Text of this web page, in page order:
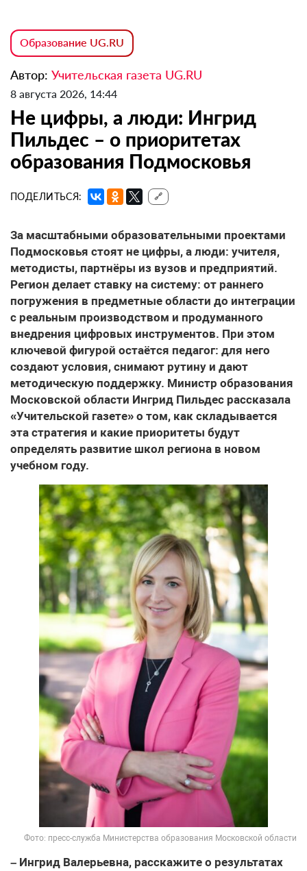
Образование UG.RU
Автор: Учительская газета UG.RU
8 августа 2026, 14:44
Не цифры, а люди: Ингрид
Пильдес – о приоритетах
образования Подмосковья
ПОДЕЛИТЬСЯ: 🔗
За масштабными образовательными проектами
Подмосковья стоят не цифры, а люди: учителя,
методисты, партнёры из вузов и предприятий.
Регион делает ставку на систему: от раннего
погружения в предметные области до интеграции
с реальным производством и продуманного
внедрения цифровых инструментов. При этом
ключевой фигурой остаётся педагог: для него
создают условия, снимают рутину и дают
методическую поддержку. Министр образования
Московской области Ингрид Пильдес рассказала
«Учительской газете» о том, как складывается
эта стратегия и какие приоритеты будут
определять развитие школ региона в новом
учебном году.
Фото: пресс-служба Министерства образования Московской области
– Ингрид Валерьевна, расскажите о результатах